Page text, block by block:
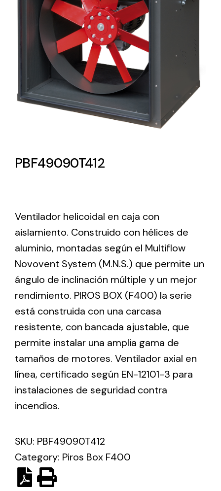
Lighting and Electrical
Equipment
Complete solutions in lighting and electrical
material for each project and need
Amplia gama de ventiladores y equipos de
Ventilation
The incorporation of Novovent into the group
meant a greater offer of ventilation products for
different uses
Iluminación Solar
Variedad de soluciones solares para todo tipo
de necesidades.
Solar lighting
Variety of solar solutions for all kinds of needs.
PBF49090T412
Ventilador helicoidal en caja con
aislamiento. Construido con hélices de
aluminio, montadas según el Multiflow
Novovent System (M.N.S.) que permite un
ángulo de inclinación múltiple y un mejor
rendimiento. PIROS BOX (F400) la serie
está construida con una carcasa
resistente, con bancada ajustable, que
permite instalar una amplia gama de
tamaños de motores. Ventilador axial en
línea, certificado según EN-12101-3 para
instalaciones de seguridad contra
incendios.
SKU: PBF49090T412
Category: Piros Box F400